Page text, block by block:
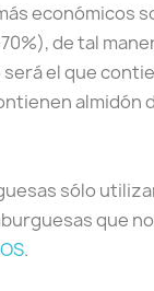
económicos
de tal
el que
almidón
sólo
que
.